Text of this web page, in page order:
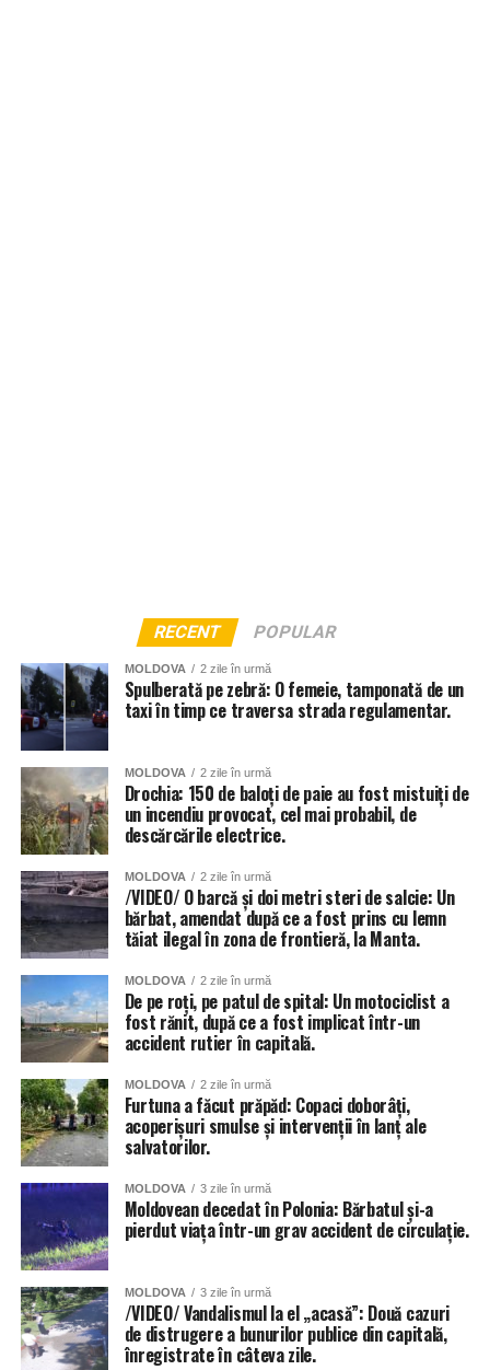
RECENT POPULAR
MOLDOVA 2 zile în urmă
Spulberată pe zebră: O femeie, tamponată de un
taxi în timp ce traversa strada regulamentar.
MOLDOVA 2 zile în urmă
Drochia: 150 de baloți de paie au fost mistuiți de
un incendiu provocat, cel mai probabil, de
descărcările electrice.
MOLDOVA 2 zile în urmă
/VIDEO/ O barcă și doi metri steri de salcie: Un
bărbat, amendat după ce a fost prins cu lemn
tăiat ilegal în zona de frontieră, la Manta.
MOLDOVA 2 zile în urmă
De pe roți, pe patul de spital: Un motociclist a
fost rănit, după ce a fost implicat într-un
accident rutier în capitală.
MOLDOVA 2 zile în urmă
Furtuna a făcut prăpăd: Copaci doborâți,
acoperișuri smulse și intervenții în lanț ale
salvatorilor.
MOLDOVA 3 zile în urmă
Moldovean decedat în Polonia: Bărbatul și-a
pierdut viața într-un grav accident de circulație.
MOLDOVA 3 zile în urmă
/VIDEO/ Vandalismul la el „acasă”: Două cazuri
de distrugere a bunurilor publice din capitală,
înregistrate în câteva zile.